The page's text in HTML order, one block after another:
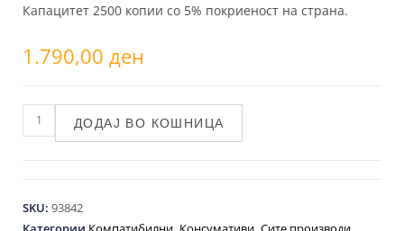
Капацитет 2500 копии со 5% покриеност на страна.
1.790,00 ден
ДОДАЈ ВО КОШНИЦА
SKU: 93842